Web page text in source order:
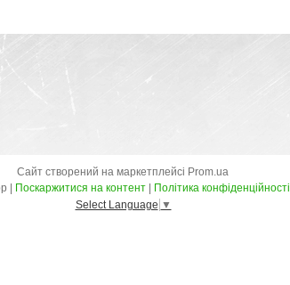
Сайт створений на маркетплейсі Prom.ua
Поскаржитися на контент
Політика конфіденційності
Select Language ▼